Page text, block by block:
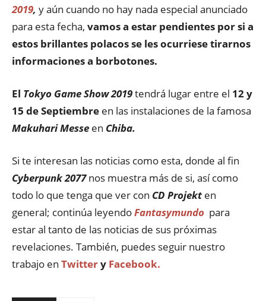
2019, y aún cuando no hay nada especial anunciado
para esta fecha, vamos a estar pendientes por si a
estos brillantes polacos se les ocurriese tirarnos
informaciones a borbotones.
El Tokyo Game Show 2019tendrá lugar entre el 12 y
15 de Septiembre en las instalaciones de la famosa
Makuhari Messe en Chiba.
Si te interesan las noticias como esta, donde al fin
Cyberpunk 2077nos muestra más de si, así como
todo lo que tenga que ver con CD Projekten
general; continúa leyendoFantasymundo para
estar al tanto de las noticias de sus próximas
revelaciones. También, puedes seguir nuestro
trabajo en Twittery Facebook.